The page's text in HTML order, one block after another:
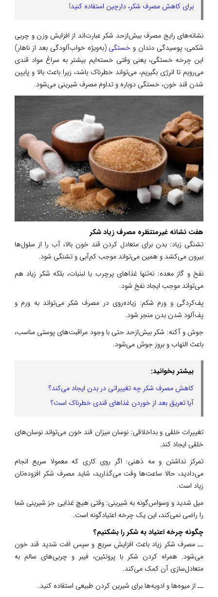
برای کاهش مصرف شکر، دارچین استفاده کنید!
نشانه‌های رایج مصرف بیش‌ازحد شکر عبارت‌اند از افزایش وزن و چربی
شکمی، پوسیدگی دندان و خستگی (به‌ویژه خواب‌آلودگی بعد از ناهار)
این چرخه خستگی، یعنی وقتی خسته‌ایم بیشتر به سراغ مواد قندی
می‌رویم تا انرژی بگیریم، می‌تواند خطرناک باشد، زیرا باعث بالا و پایین
شدن قند خون، خستگی دوباره و تداوم مصرف شیرینی می‌شود.
هفت نشانه غیرمنتظره مصرف زیاد شکر
تشنگی زیاد: بدن برای متعادل کردن قند خون بالا، آب را از سلول‌ها
بیرون می‌کشد و همین می‌تواند موجب کم‌آبی و تشنگی شود.
نفخ و گاز معده: نه‌تنها غذاهای پرچرب یا لبنیات، بلکه شکر زیاد هم
می‌تواند موجب ایجاد نفخ شود.
پف‌کردگی و ورم شکم: زیاده‌روی در مصرف شکر می‌تواند به ورم و
پف‌آلود شدن بدن منجر شود.
جوش و آکنه: شکر بیش‌ازحد حتی با وجود مراقبت‌های پوستی مناسب،
باعث التهاب و بروز جوش می‌شود.
بیشتر بخوانید:
کاهش مصرف شکر چه تغییراتی در بدن ایجاد می‌کند؟
آیا تعریق بعد از خوردن غذاهای قندی خطرناک است؟
تغییرات خلقی و بداخلاقی: نوسان میزان قند خون می‌تواند نوسان‌های
خلقی ایجاد کند.
تمرکز نداشتن و مه ذهنی: اگر روی کاری که معمولا سریع انجام
می‌دادید، حالا ساعت‌ها وقت می‌گذارید، شاید مصرف شکر افزوده‌تان
زیاد است.
میل شدید و وسواس‌گونه به شیرینی: وقتی هیچ غذایی جز شیرینی شما
را راضی نمی‌کند، این یک چرخه اعتیادگونه است.
چگونه چرخه اعتیاد به شکر را بشکنیم؟
ــ مصرف شکر زیاد باعث افزایش سریع و سپس افت شدید قند خون
می‌شود. همراه کردن شکر با پروتئین، فیبر و چربی‌های سالم به
متعادل‌سازی آن کمک می‌کند.
ــ از میوه‌ها و ادویه‌ها برای شیرین کردن طبیعی استفاده کنید.